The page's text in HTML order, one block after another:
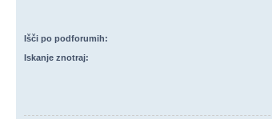
Išči po podforumih:
Iskanje znotraj: